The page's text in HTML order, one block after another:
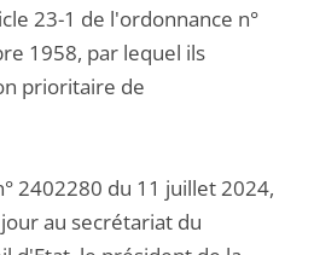
23-1 de l'ordonnance n°
1958, par lequel ils
prioritaire de
2402280 du 11 juillet 2024,
au secrétariat du